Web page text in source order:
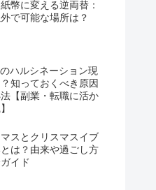
幣に変える逆両替：
で可能な場所は？
ハルシネーション現
知っておくべき原因
【副業・転職に活か
スとクリスマスイブ
は？由来や過ごし方
イド